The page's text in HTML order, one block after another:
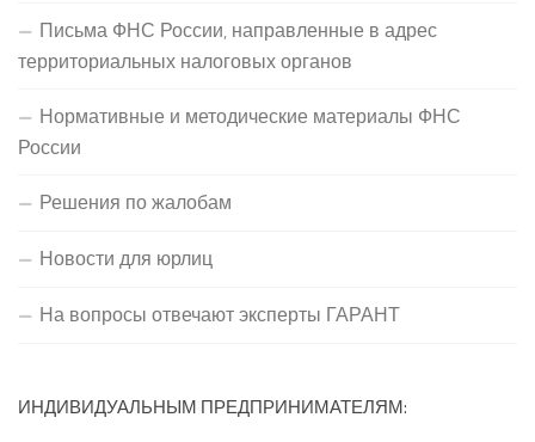
Письма ФНС России, направленные в адрес
территориальных налоговых органов
Нормативные и методические материалы ФНС
России
Решения по жалобам
Новости для юрлиц
На вопросы отвечают эксперты ГАРАНТ
ИНДИВИДУАЛЬНЫМ ПРЕДПРИНИМАТЕЛЯМ: